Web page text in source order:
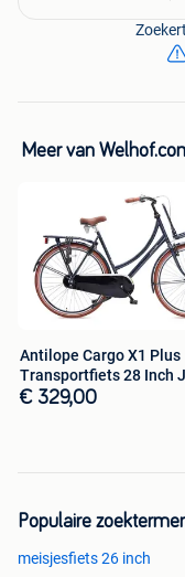
Betalen kunt u
Meer van
Antilope Cargo X1 Plus
Transportfiets 28 Inch
blauw
€ 329,00
Populaire
meisjesfiets 26 inch